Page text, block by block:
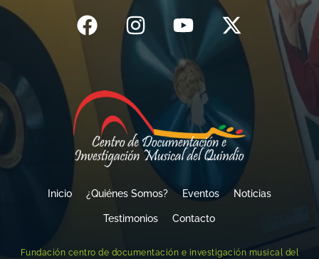
Inicio ¿Quiénes Somos? Eventos Noticias
Testimonios Contacto
Fundación centro de documentación e investigación musical del